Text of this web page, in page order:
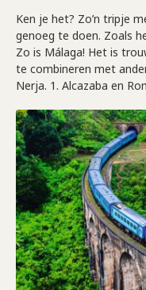
Ken je het? Zo’n tripje
genoeg te doen. Zoals
Zo is Málaga! Het is
te combineren met
Nerja. 1. Alcazaba en